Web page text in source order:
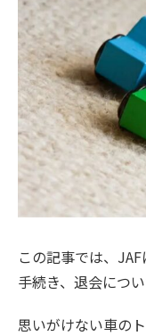
この記事では、
手続き、退会につ
思いがけない車の